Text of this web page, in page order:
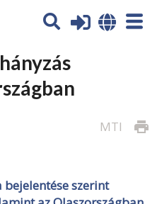
print
MTI
bejelentése szerint